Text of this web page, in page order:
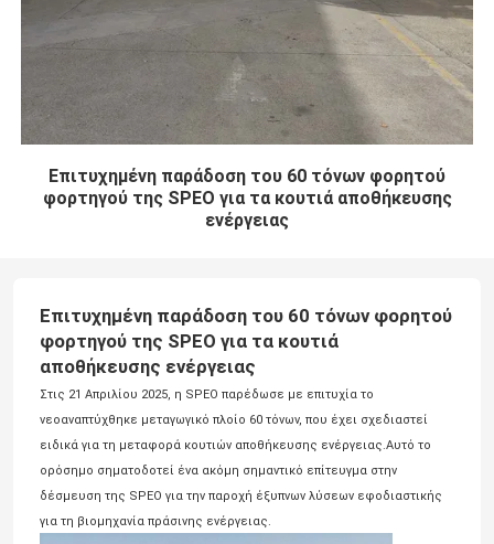
Επιτυχημένη παράδοση του 60 τόνων φορητού
φορτηγού της SPEO για τα κουτιά αποθήκευσης
ενέργειας
Επιτυχημένη παράδοση του 60 τόνων φορητού
φορτηγού της SPEO για τα κουτιά
αποθήκευσης ενέργειας
Στις 21 Απριλίου 2025, η SPEO παρέδωσε με επιτυχία το
νεοαναπτύχθηκε μεταγωγικό πλοίο 60 τόνων, που έχει σχεδιαστεί
ειδικά για τη μεταφορά κουτιών αποθήκευσης ενέργειας.Αυτό το
ορόσημο σηματοδοτεί ένα ακόμη σημαντικό επίτευγμα στην
δέσμευση της SPEO για την παροχή έξυπνων λύσεων εφοδιαστικής
για τη βιομηχανία πράσινης ενέργειας.